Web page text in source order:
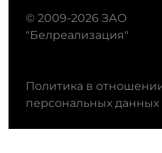
© 2009-2026 ЗАО
"Белреализация"
Политика в
персональных данных